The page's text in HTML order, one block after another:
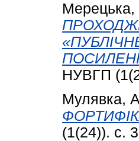
НУВГП
Мулявка,
(1(24)). с.